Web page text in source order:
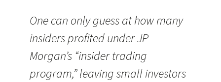
One can only guess at how many
insiders profited under JP
Morgan’s “insider trading
program,” leaving small investors